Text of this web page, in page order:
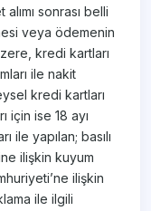
sonrası belli
veya ödemenin
kredi kartları
ile nakit
kredi kartları
için ise 18 ayı
ile yapılan; basılı
ilişkin kuyum
ilişkin
ile ilgili